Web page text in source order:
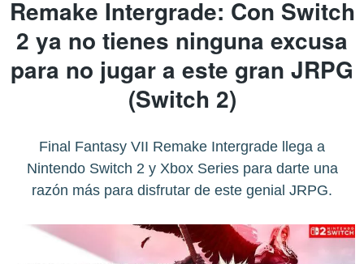
Remake Intergrade: Con Switch
2 ya no tienes ninguna excusa
para no jugar a este gran JRPG
(Switch 2)
Final Fantasy VII Remake Intergrade llega a
Nintendo Switch 2 y Xbox Series para darte una
razón más para disfrutar de este genial JRPG.